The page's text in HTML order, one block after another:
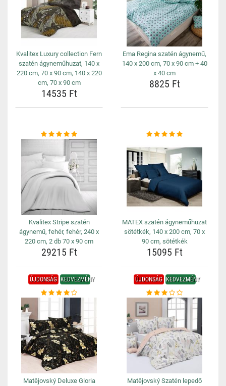
Kvalitex Luxury collection Fern
szatén ágyneműhuzat, 140 x
220 cm, 70 x 90 cm, 140 x 220
cm, 70 x 90 cm
14535 Ft
Ema Regina szatén ágynemű,
140 x 200 cm, 70 x 90 cm + 40
x 40 cm
8825 Ft
Kvalitex Stripe szatén
ágynemű, fehér, fehér, 240 x
220 cm, 2 db 70 x 90 cm
29215 Ft
MATEX szatén ágyneműhuzat
sötétkék, 140 x 200 cm, 70 x
90 cm, sötétkék
15095 Ft
ÚJDONSÁG KEDVEZMÉNY
Matějovský Deluxe Gloria
ÚJDONSÁG KEDVEZMÉNY
Matějovský Szatén lepedő